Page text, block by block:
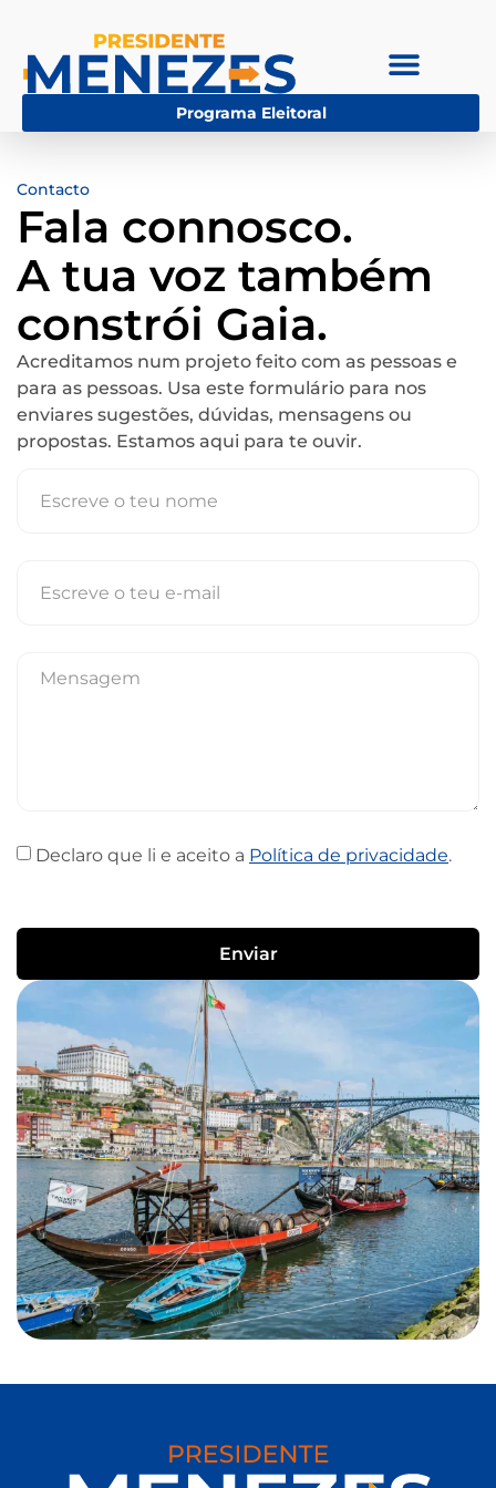
Programa Eleitoral
Contacto
Fala connosco.
A tua voz também
constrói Gaia.
Acreditamos num projeto feito com as pessoas e
para as pessoas. Usa este formulário para nos
enviares sugestões, dúvidas, mensagens ou
propostas. Estamos aqui para te ouvir.
Declaro que li e aceito a Política de privacidade.
Enviar